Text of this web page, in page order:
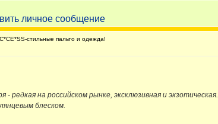
стильные пальто и одежда!
- редкая на российском рынке, эксклюзивная и
блеском.